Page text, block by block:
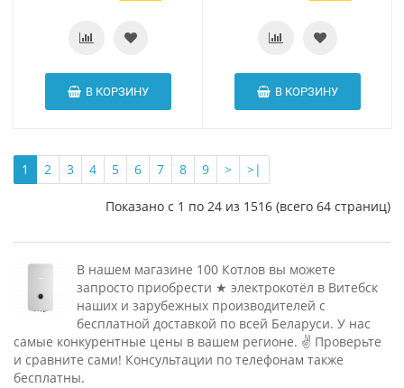
В КОРЗИНУ В КОРЗИНУ
1 2 3 4 5 6 7 8 9 > >|
Показано с 1 по 24 из 1516 (всего 64 страниц)
В нашем магазине 100 Котлов вы можете
запросто приобрести ★ электрокотёл в Витебск
наших и зарубежных производителей с
бесплатной доставкой по всей Беларуси. У нас
самые конкурентные цены в вашем регионе. ✌ Проверьте
и сравните сами! Консультации по телефонам также
бесплатны.